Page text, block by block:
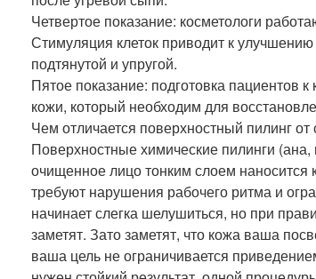
Четвертое показание: косметологи
Стимуляция клеток приводит к
подтянутой и упругой.
Пятое показание: подготовка пациентов
кожи, который необходим для
Чем отличается поверхностный пилинг от
Поверхностные химические пилинги
очищенное лицо тонким слоем наносится
требуют нарушения рабочего ритма и
начинает слегка шелушиться, но при
заметят. Зато заметят, что кожа ваша
ваша цель не ограничивается